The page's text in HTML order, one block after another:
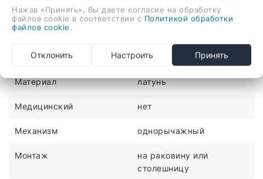
ХАРАКТЕРИСТИКИ
отверстий
Материал латунь
Медицинский нет
Механизм однорычажный
Монтаж
на раковину или
столешницу
Нажав «Принять», Вы даете согласие на обработку
файлов cookie в соответствии с Политикой обработки
файлов cookie
Отклонить Настроить Принять